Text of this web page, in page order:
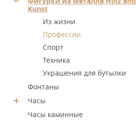
Kunst
Из жизни
Профессии
Спорт
Техника
Украшения для бутылки
Фонтаны
Часы
Часы каминные